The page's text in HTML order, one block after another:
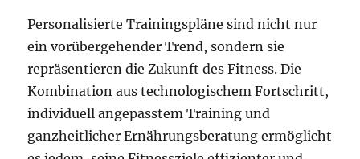
Personalisierte Trainingspläne sind nicht nur
ein vorübergehender Trend, sondern sie
repräsentieren die Zukunft des Fitness. Die
Kombination aus technologischem Fortschritt,
individuell angepasstem Training und
ganzheitlicher Ernährungsberatung ermöglicht